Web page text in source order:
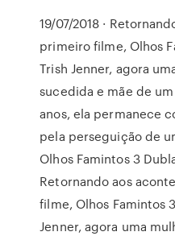
19/07/2018 ·
primeiro filme, Olhos
Trish Jenner, agora
sucedida e mãe de
anos, ela permanece
pela perseguição de
Olhos Famintos 3
Retornando aos
filme, Olhos Famintos
Jenner, agora uma